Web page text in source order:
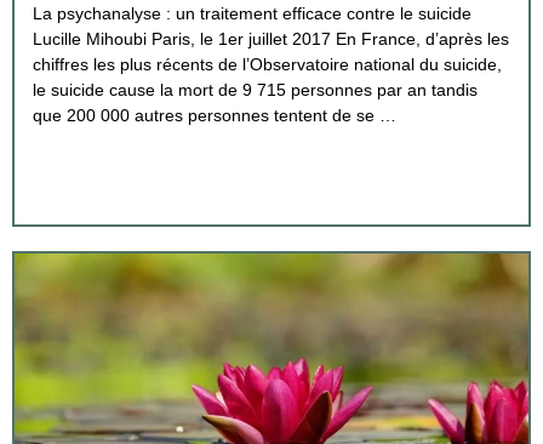
La psychanalyse : un traitement efficace contre le suicide
Lucille Mihoubi Paris, le 1er juillet 2017 En France, d’après les
chiffres les plus récents de l’Observatoire national du suicide,
le suicide cause la mort de 9 715 personnes par an tandis
que 200 000 autres personnes tentent de se …